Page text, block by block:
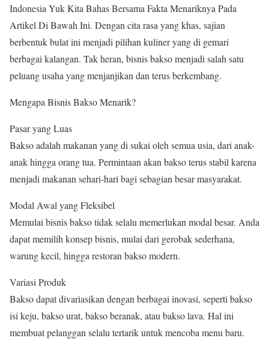
Indonesia Yuk Kita Bahas Bersama Fakta Menariknya Pada
Artikel Di Bawah Ini. Dengan cita rasa yang khas, sajian
berbentuk bulat ini menjadi pilihan kuliner yang di gemari
berbagai kalangan. Tak heran, bisnis bakso menjadi salah satu
peluang usaha yang menjanjikan dan terus berkembang.
Mengapa Bisnis Bakso Menarik?
Pasar yang Luas
Bakso adalah makanan yang di sukai oleh semua usia, dari anak-
anak hingga orang tua. Permintaan akan bakso terus stabil karena
menjadi makanan sehari-hari bagi sebagian besar masyarakat.
Modal Awal yang Fleksibel
Memulai bisnis bakso tidak selalu memerlukan modal besar. Anda
dapat memilih konsep bisnis, mulai dari gerobak sederhana,
warung kecil, hingga restoran bakso modern.
Variasi Produk
Bakso dapat divariasikan dengan berbagai inovasi, seperti bakso
isi keju, bakso urat, bakso beranak, atau bakso lava. Hal ini
membuat pelanggan selalu tertarik untuk mencoba menu baru.